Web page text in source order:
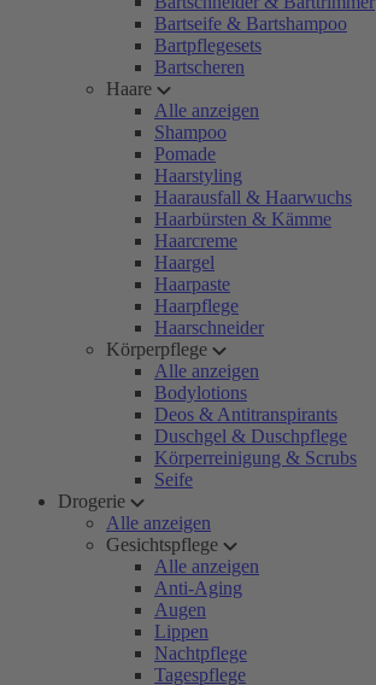
Bartseife & Bartshampoo
Bartpflegesets
Bartscheren
Haare
Alle anzeigen
Shampoo
Pomade
Haarstyling
Haarausfall & Haarwuchs
Haarbürsten & Kämme
Haarcreme
Haargel
Haarpaste
Haarpflege
Haarschneider
Körperpflege
Alle anzeigen
Bodylotions
Deos & Antitranspirants
Duschgel & Duschpflege
Körperreinigung & Scrubs
Seife
Drogerie
Alle anzeigen
Gesichtspflege
Alle anzeigen
Anti-Aging
Augen
Lippen
Nachtpflege
Tagespflege